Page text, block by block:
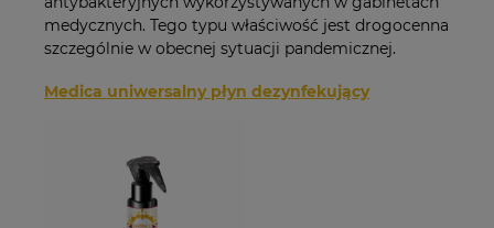
medycznych. Tego typu właściwość jest drogocenna
szczególnie w obecnej sytuacji pandemicznej.
Medica uniwersalny płyn dezynfekujący